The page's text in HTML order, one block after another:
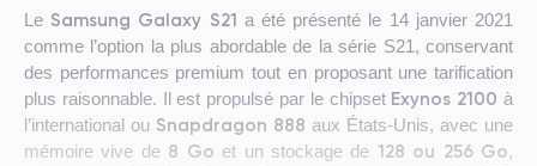
Le Samsung Galaxy S21 a été présenté le 14 janvier 2021
comme l’option la plus abordable de la série S21, conservant
des performances premium tout en proposant une tarification
plus raisonnable. Il est propulsé par le chipset Exynos 2100 à
l’international ou Snapdragon 888 aux États-Unis, avec une
mémoire vive de 8 Go et un stockage de 128 ou 256 Go,